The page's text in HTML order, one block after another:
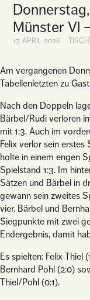
Münster Vl
17. APRIL 2026
Am vergangenen
Tabellenletzten zu
Nach den Doppeln
Bärbel/Rudi verloren
mit 1:3. Auch im
Felix verlor sein
holte in einem engen
Spielstand 1:3. Im
Sätzen und Bärbel in
gewann sein zweites
vier. Bärbel und
Siegpunkte mit zwei
Endergebnis, damit
Es spielten: Felix Thiel
Bernhard Pohl (2:0)
Thiel/Pohl (0:1).